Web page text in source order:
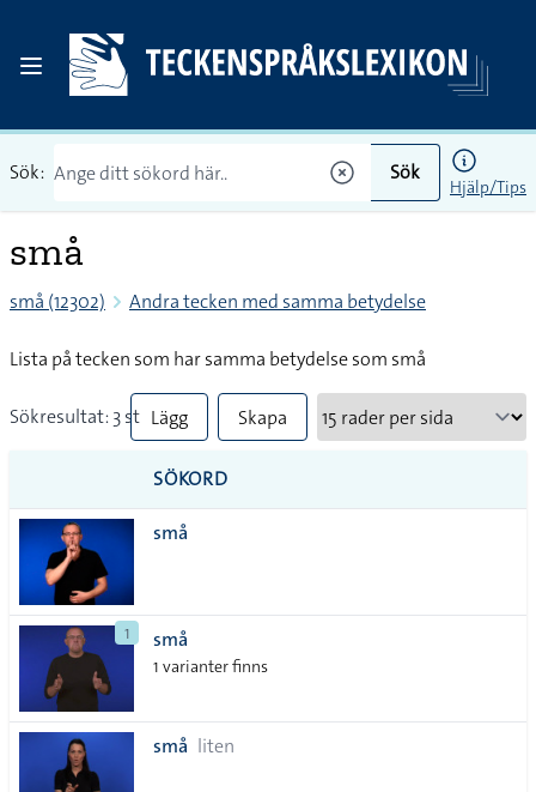
Sök: Sök
Hjälp/Tips
små
små (12302) Andra tecken med samma betydelse
Lista på tecken som har samma betydelse som små
Sökresultat: 3 st Lägg
till
alla i
Skapa
SÖKORD
små
1 små
1 varianter finns
små liten